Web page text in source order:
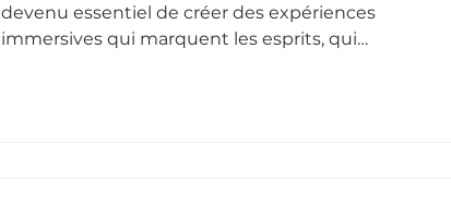
devenu essentiel de créer des expériences
immersives qui marquent les esprits, qui